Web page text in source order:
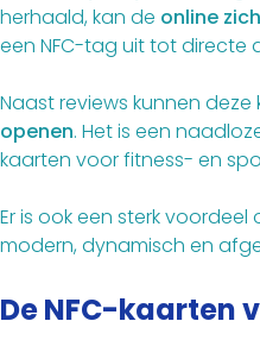
herhaald, kan de online
een NFC-tag uit tot directe
Naast reviews kunnen
openen. Het is een
kaarten voor fitness- en
Er is ook een sterk
modern, dynamisch en
De NFC-kaarten